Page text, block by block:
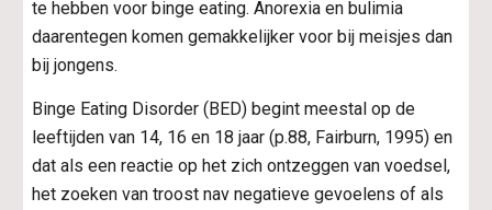
te hebben voor binge eating. Anorexia en bulimia
daarentegen komen gemakkelijker voor bij meisjes dan
bij jongens.
Binge Eating Disorder (BED) begint meestal op de
leeftijden van 14, 16 en 18 jaar (p.88, Fairburn, 1995) en
dat als een reactie op het zich ontzeggen van voedsel,
het zoeken van troost nav negatieve gevoelens of als